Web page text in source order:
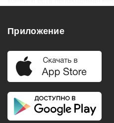
Удобства
Балкон
Телевизор
Приложение